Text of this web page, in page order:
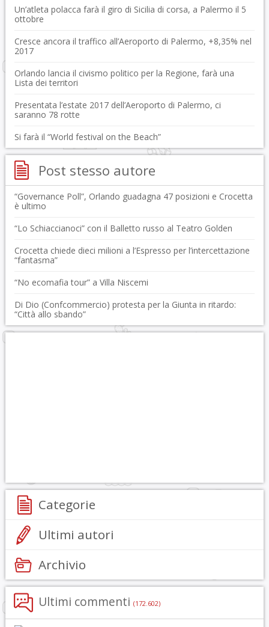
Un’atleta polacca farà il giro di Sicilia di corsa, a Palermo il 5
ottobre
Cresce ancora il traffico all’Aeroporto di Palermo, +8,35% nel
2017
Orlando lancia il civismo politico per la Regione, farà una
Lista dei territori
Presentata l’estate 2017 dell’Aeroporto di Palermo, ci
saranno 78 rotte
Si farà il “World festival on the Beach”
Post stesso autore
“Governance Poll”, Orlando guadagna 47 posizioni e Crocetta
è ultimo
“Lo Schiaccianoci” con il Balletto russo al Teatro Golden
Crocetta chiede dieci milioni a l’Espresso per l’intercettazione
“fantasma”
“No ecomafia tour” a Villa Niscemi
Di Dio (Confcommercio) protesta per la Giunta in ritardo:
“Città allo sbando”
Categorie
Ultimi autori
Archivio
Ultimi commenti (172.602)